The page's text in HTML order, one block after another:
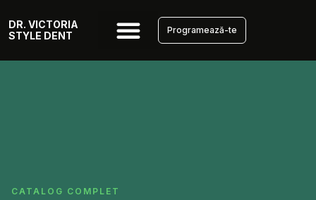
DR. VICTORIA
STYLE DENT
Programează-te
CATALOG COMPLET